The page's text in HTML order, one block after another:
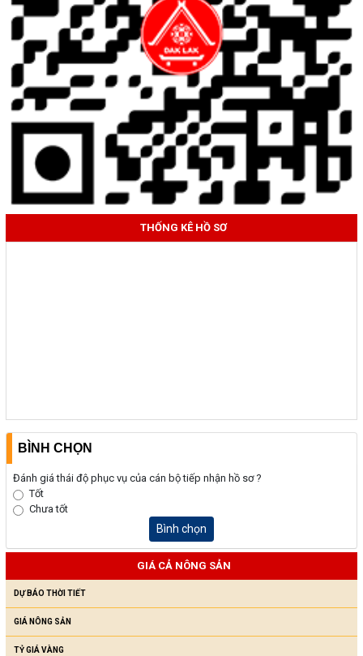
THỐNG KÊ HỒ SƠ
BÌNH CHỌN
Đánh giá thái độ phục vụ của cán bộ tiếp nhận hồ sơ ?
Tốt
Chưa tốt
Bình chọn
GIÁ CẢ NÔNG SẢN
DỰ BÁO THỜI TIẾT
GIÁ NÔNG SẢN
TỶ GIÁ VÀNG